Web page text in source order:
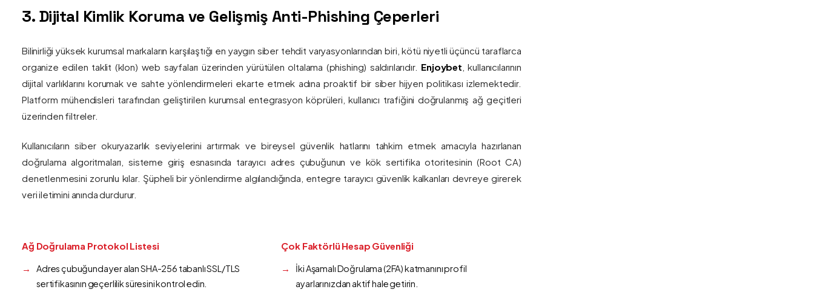
3. Dijital Kimlik Koruma ve Gelişmiş Anti-Phishing Çeperleri
Bilinirliği yüksek kurumsal markaların karşılaştığı en yaygın siber tehdit varyasyonlarından biri, kötü niyetli üçüncü taraflarca
organize edilen taklit (klon) web sayfaları üzerinden yürütülen oltalama (phishing) saldırılarıdır. Enjoybet , kullanıcılarının
dijital varlıklarını korumak ve sahte yönlendirmeleri ekarte etmek adına proaktif bir siber hijyen politikası izlemektedir.
Platform mühendisleri tarafından geliştirilen kurumsal entegrasyon köprüleri, kullanıcı trafiğini doğrulanmış ağ geçitleri
üzerinden filtreler.
Kullanıcıların siber okuryazarlık seviyelerini artırmak ve bireysel güvenlik hatlarını tahkim etmek amacıyla hazırlanan
doğrulama algoritmaları, sisteme giriş esnasında tarayıcı adres çubuğunun ve kök sertifika otoritesinin (Root CA)
denetlenmesini zorunlu kılar. Şüpheli bir yönlendirme algılandığında, entegre tarayıcı güvenlik kalkanları devreye girerek
veri iletimini anında durdurur.
Ağ Doğrulama Protokol Listesi
Adres çubuğunda yer alan SHA-256 tabanlı SSL/TLS
sertifikasının geçerlilik süresini kontrol edin.
Çok Faktörlü Hesap Güvenliği
İki Aşamalı Doğrulama (2FA) katmanını profil
ayarlarınızdan aktif hale getirin.